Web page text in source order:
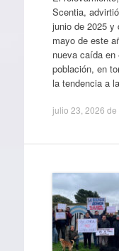
Scentia,
junio de 2025 y
mayo de este
nueva caída
población, en
la tendencia a
julio 23, 2026 de